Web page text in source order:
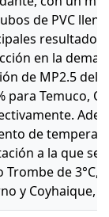
de PVC
en la
de MP2.5 del
para Temuco,
de
a la que se
Trombe de 3°C,
y Coyhaique,